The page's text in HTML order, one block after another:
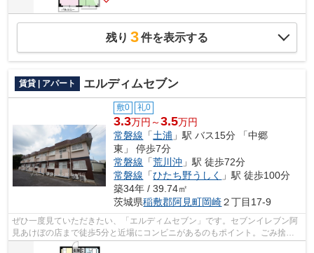
残り 3件を表示する
賃貸 | アパート エルディムセブン
敷0 礼0
3.3万円～3.5万円
常磐線 「土浦 」駅 バス15分 「中郷
東」 停歩7分
常磐線 「荒川沖 」駅 徒歩72分
常磐線 「ひたち野うしく
」駅 徒歩100分
築34年 / 39.74㎡
茨城県稲敷郡阿見町岡崎２丁目17-9
ぜひ一度見ていただきたい、「エルディムセブン」です。セブンイレブン阿
見あけぼの店まで徒歩5分と近場にコンビニがあるのもポイント。ごみ捨て
の煩わしさを軽減するのが、敷地内ごみ...